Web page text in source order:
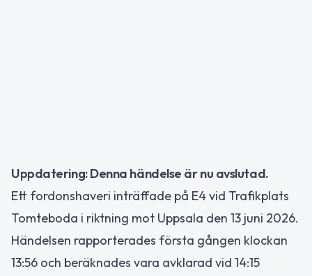
Uppdatering: Denna händelse är nu avslutad.
Ett fordonshaveri inträffade på E4 vid Trafikplats
Tomteboda i riktning mot Uppsala den 13 juni 2026.
Händelsen rapporterades första gången klockan
13:56 och beräknades vara avklarad vid 14:15